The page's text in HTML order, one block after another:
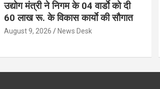
उद्योग मंत्री ने निगम के 04 वार्डाे को दी
60 लाख रू. के विकास कार्याे की सौगात
August 9, 2026 News Desk